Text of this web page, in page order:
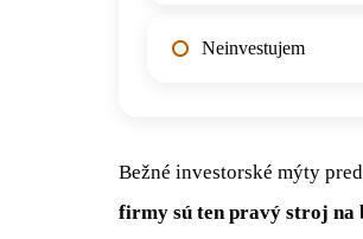
Neinvestujem
Bežné investorské mýty
firmy sú ten pravý stroj na